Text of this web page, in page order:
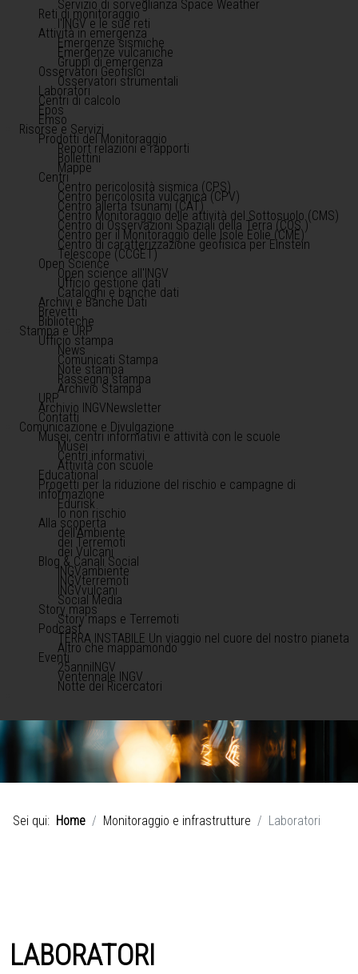
Servizio di sorveglianza Space Weather
Reti di monitoraggio
l'INGV e le sue reti
Attività in emergenza
Emergenze sismiche
Emergenze vulcaniche
Gruppi di emergenza
Osservatori Geofisici
Osservatori strumentali
Laboratori
Centri di calcolo
Epos
Emso
Risorse e Servizi
Prodotti del Monitoraggio
Report relazioni e rapporti
Bollettini
Mappe
Centri
Centro pericolosità sismica (CPS)
Centro pericolosità vulcanica (CPV)
Centro allerta tsunami (CAT)
Centro Monitoraggio delle attività del Sottosuolo (CMS)
Centro di Osservazioni Spaziali della Terra (COS )
Centro per il Monitoraggio delle Isole Eolie (CME)
Centro di caratterizzazione geofisica per Einstein
Telescope (CCGET)
Open Science
Open science all'INGV
Ufficio gestione dati
Cataloghi e banche dati
Archivi e Banche Dati
Brevetti
Biblioteche
Stampa e URP
Ufficio stampa
News
Comunicati Stampa
Note stampa
Rassegna stampa
Archivio Stampa
URP
Archivio INGVNewsletter
Contatti
Comunicazione e Divulgazione
Musei, centri informativi e attività con le scuole
Musei
Centri informativi
Attività con scuole
Educational
Progetti per la riduzione del rischio e campagne di
informazione
Edurisk
Io non rischio
Alla scoperta
dell'Ambiente
dei Terremoti
dei Vulcani
Blog & Canali Social
INGVambiente
INGVterremoti
INGVvulcani
Social Media
Story maps
Story maps e Terremoti
Podcast
TERRA INSTABILE Un viaggio nel cuore del nostro pianeta
Altro che mappamondo
Eventi
25anniINGV
Ventennale INGV
Notte dei Ricercatori
Sei qui: Home Monitoraggio e infrastrutture Laboratori
LABORATORI